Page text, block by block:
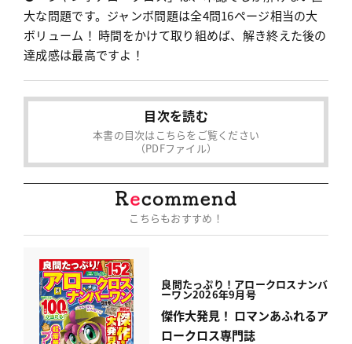
大な問題です。ジャンボ問題は全4問16ページ相当の大
ボリューム！ 時間をかけて取り組めば、解き終えた後の
達成感は最高ですよ！
目次を読む
本書の目次はこちらをご覧ください
（PDFファイル）
こちらもおすすめ！
良問たっぷり！ アロークロスナンバ
ーワン2026年9月号
傑作大発見！ ロマンあふれるア
ロークロス専門誌